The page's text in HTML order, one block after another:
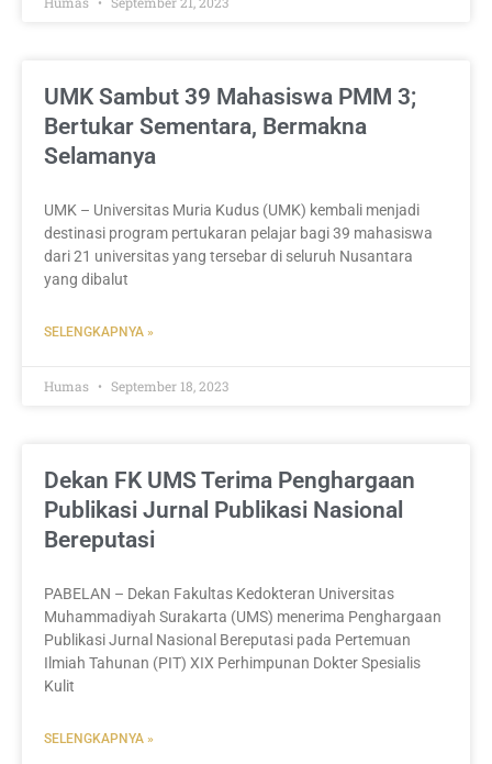
UMK Sambut 39 Mahasiswa PMM 3;
Bertukar Sementara, Bermakna
Selamanya
UMK – Universitas Muria Kudus (UMK) kembali menjadi
destinasi program pertukaran pelajar bagi 39 mahasiswa
dari 21 universitas yang tersebar di seluruh Nusantara
yang dibalut
SELENGKAPNYA »
Humas September 18, 2023
Dekan FK UMS Terima Penghargaan
Publikasi Jurnal Publikasi Nasional
Bereputasi
PABELAN – Dekan Fakultas Kedokteran Universitas
Muhammadiyah Surakarta (UMS) menerima Penghargaan
Publikasi Jurnal Nasional Bereputasi pada Pertemuan
Ilmiah Tahunan (PIT) XIX Perhimpunan Dokter Spesialis
Kulit
SELENGKAPNYA »